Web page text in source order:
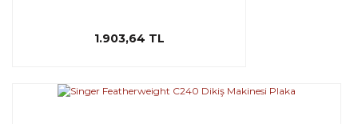
1.903,64 TL